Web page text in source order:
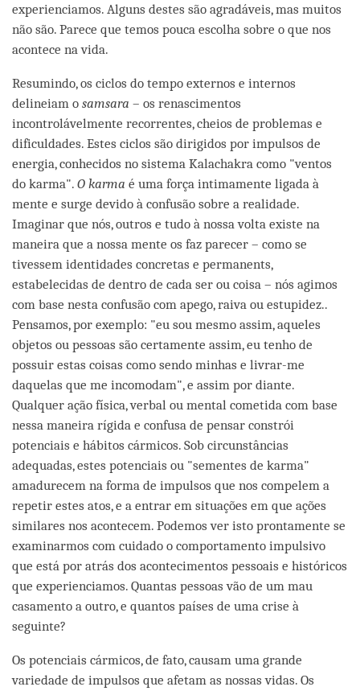
experienciamos. Alguns destes são agradáveis, mas muitos
não são. Parece que temos pouca escolha sobre o que nos
acontece na vida.
Resumindo, os ciclos do tempo externos e internos
delineiam o samsara – os renascimentos
incontrolávelmente recorrentes, cheios de problemas e
dificuldades. Estes ciclos são dirigidos por impulsos de
energia, conhecidos no sistema Kalachakra como "ventos
do karma". O karma é uma força intimamente ligada à
mente e surge devido à confusão sobre a realidade.
Imaginar que nós, outros e tudo à nossa volta existe na
maneira que a nossa mente os faz parecer – como se
tivessem identidades concretas e permanents,
estabelecidas de dentro de cada ser ou coisa – nós agimos
com base nesta confusão com apego, raiva ou estupidez..
Pensamos, por exemplo: "eu sou mesmo assim, aqueles
objetos ou pessoas são certamente assim, eu tenho de
possuir estas coisas como sendo minhas e livrar-me
daquelas que me incomodam", e assim por diante.
Qualquer ação física, verbal ou mental cometida com base
nessa maneira rígida e confusa de pensar constrói
potenciais e hábitos cármicos. Sob circunstâncias
adequadas, estes potenciais ou "sementes de karma"
amadurecem na forma de impulsos que nos compelem a
repetir estes atos, e a entrar em situações em que ações
similares nos acontecem. Podemos ver isto prontamente se
examinarmos com cuidado o comportamento impulsivo
que está por atrás dos acontecimentos pessoais e históricos
que experienciamos. Quantas pessoas vão de um mau
casamento a outro, e quantos países de uma crise à
seguinte?
Os potenciais cármicos, de fato, causam uma grande
variedade de impulsos que afetam as nossas vidas. Os